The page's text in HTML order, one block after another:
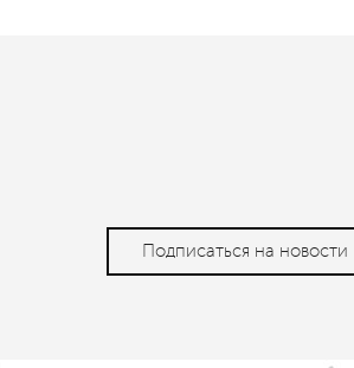
Подписаться на новости